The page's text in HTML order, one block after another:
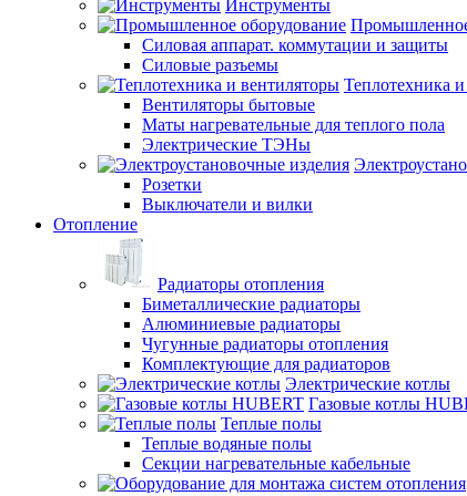
Инструменты
Силовая аппарат. коммутации и защиты
Силовые разъемы
Теплотехника
Вентиляторы бытовые
Маты нагревательные для теплого пола
Электрические ТЭНы
Розетки
Выключатели и вилки
Отопление
Радиаторы отопления
Биметаллические радиаторы
Алюминиевые радиаторы
Чугунные радиаторы отопления
Комплектующие для радиаторов
Электрические котлы
Газовые котлы
Теплые полы
Теплые водяные полы
Секции нагревательные кабельные